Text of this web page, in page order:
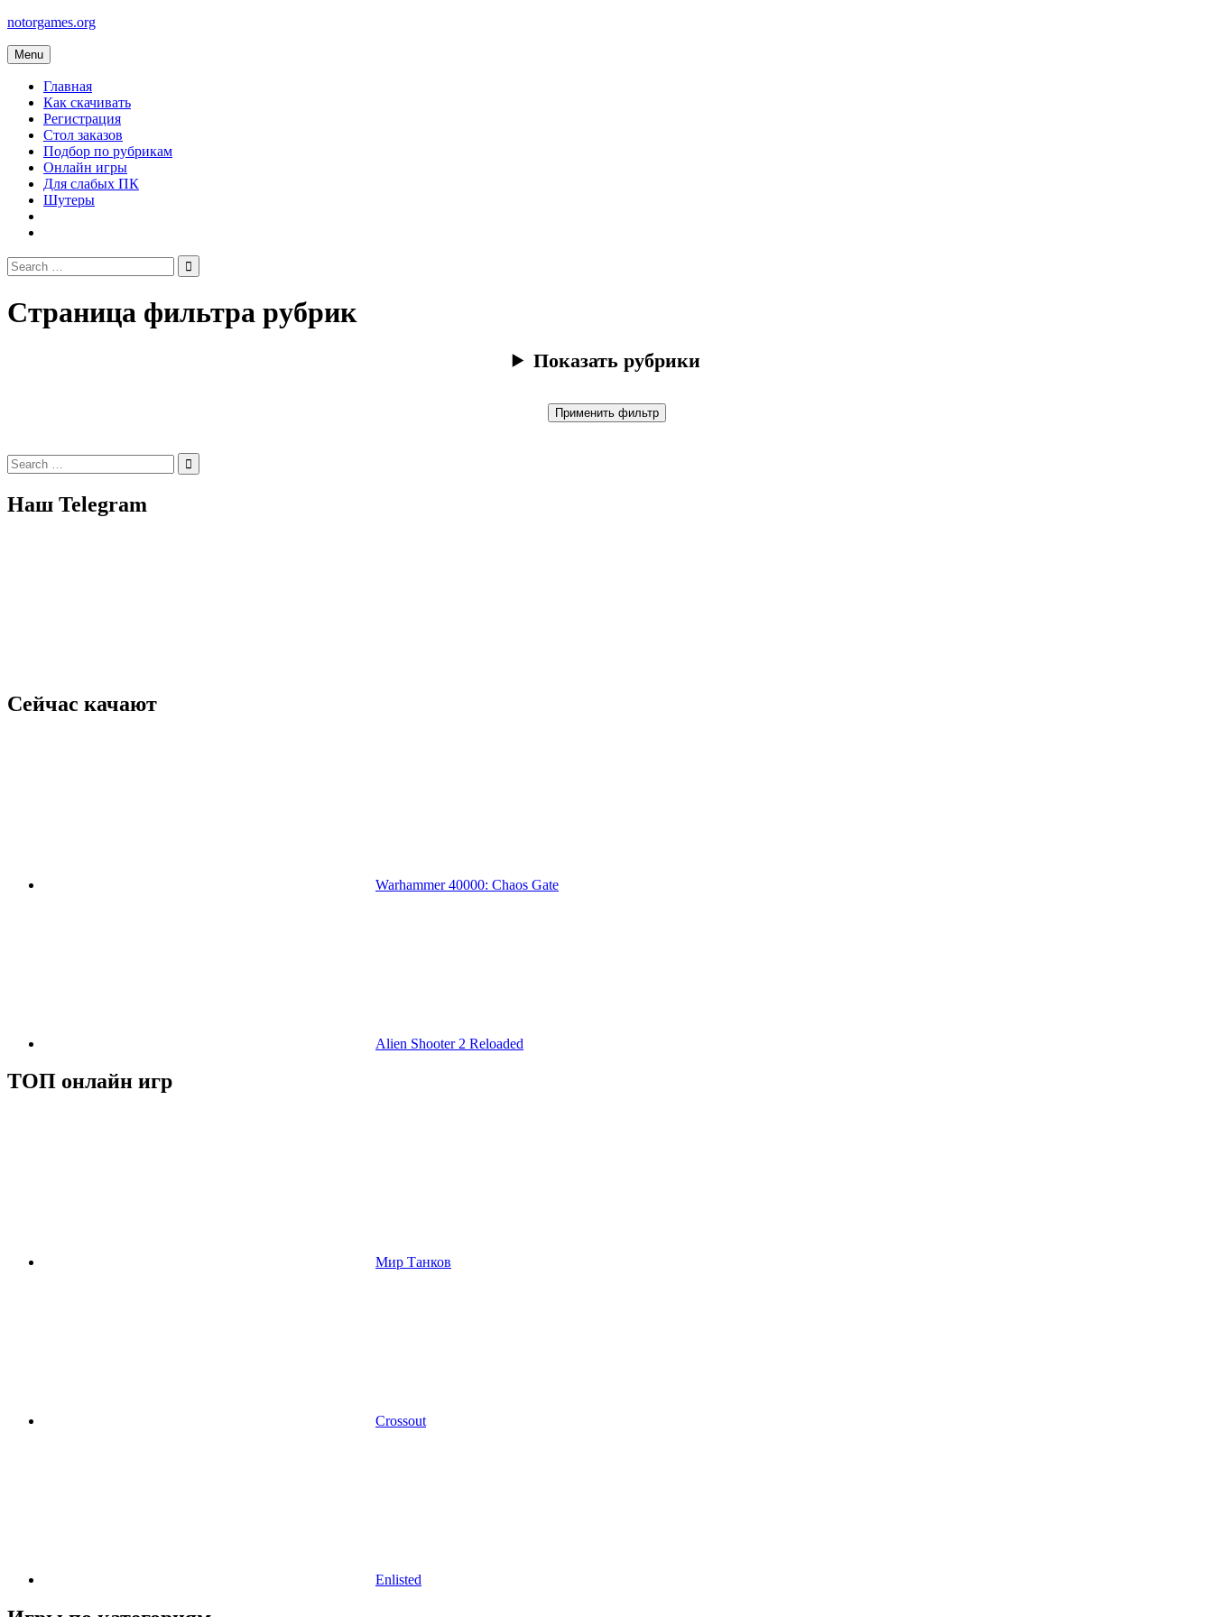
Skip
content
notorgames.org
Menu
Главная
Как скачивать
Регистрация
Стол заказов
Подбор по рубрикам
Онлайн игры
Для слабых ПК
Шутеры
Search
for:
Страница фильтра рубрик
Показать рубрики
Search
for:
Наш Telegram
Сейчас качают
Warhammer 40000: Chaos Gate
Alien Shooter 2 Reloaded
ТОП онлайн игр
Мир Танков
Crossout
Enlisted